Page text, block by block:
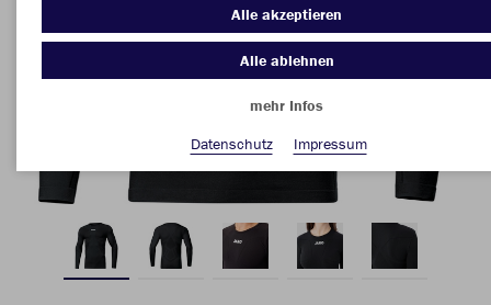
Alle akzeptieren
Alle ablehnen
mehr Infos
Datenschutz
Impressum